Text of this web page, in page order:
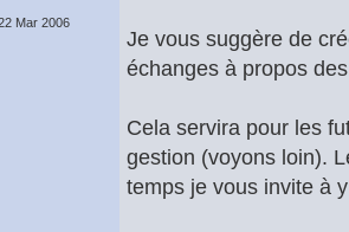
Mar 2006
Je vous suggère de
échanges à propos
Cela servira pour les
gestion (voyons loin).
temps je vous invite à